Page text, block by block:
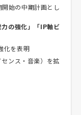
始の中期計画とし
力の強化」「IP軸ビ
化を表明
ンス・音楽）を拡